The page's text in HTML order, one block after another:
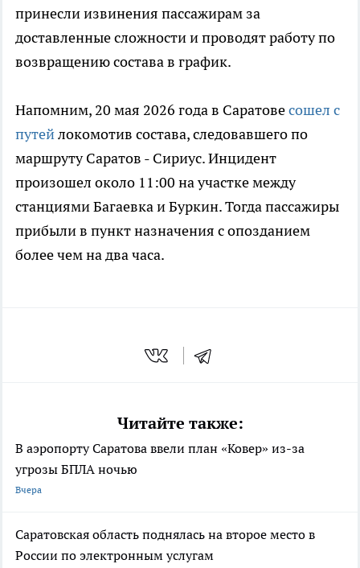
принесли извинения пассажирам за
доставленные сложности и проводят работу по
возвращению состава в график.
Напомним, 20 мая 2026 года в Саратовесошел с
путейлокомотив состава, следовавшего по
маршруту Саратов - Сириус. Инцидент
произошел около 11:00 на участке между
станциями Багаевка и Буркин. Тогда пассажиры
прибыли в пункт назначения с опозданием
более чем на два часа.
Читайте также:
В аэропорту Саратова ввели план «Ковер» из-за
угрозы БПЛА ночью
Вчера
Саратовская область поднялась на второе место в
России по электронным услугам